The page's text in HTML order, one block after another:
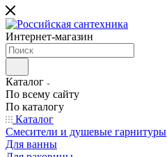
Интернет-магазин
Каталог
По всему сайту
По каталогу
Каталог
Смесители и душевые гарнитуры
Для ванны